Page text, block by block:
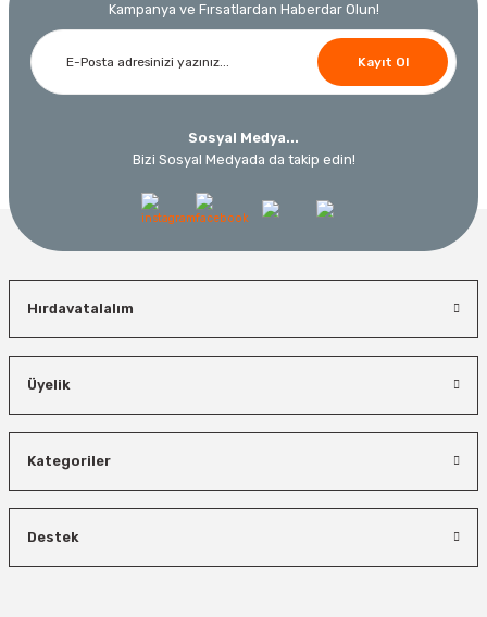
Kampanya ve Fırsatlardan Haberdar Olun!
Kayıt Ol
Sosyal Medya...
Bizi Sosyal Medyada da takip edin!
Hırdavatalalım
Üyelik
Kategoriler
Destek